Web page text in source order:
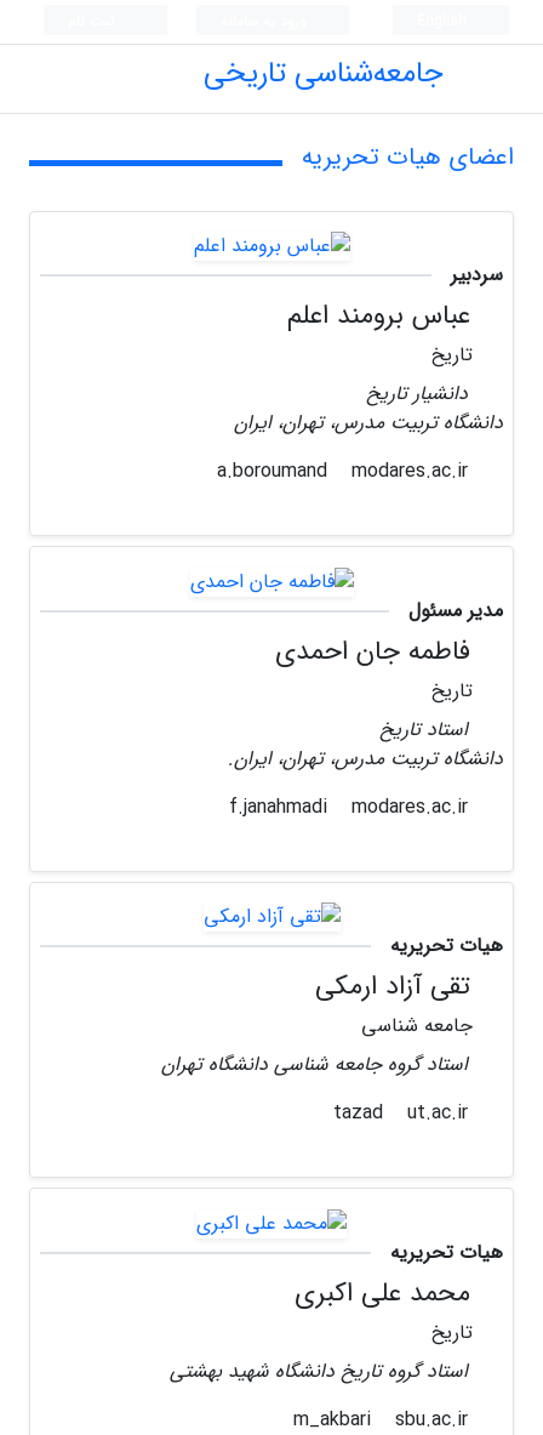
جامعه‌شناسی تاریخی
اعضای هیات تحریریه
سردبیر
عباس برومند اعلم
تاریخ
دانشیار تاریخ
دانشگاه تربیت مدرس، تهران، ایران
modares.ac.ir
مدیر مسئول
فاطمه جان احمدی
تاریخ
استاد تاریخ
دانشگاه تربیت مدرس، تهران، ایران.
modares.ac.ir
هیات تحریریه
تقی آزاد ارمکی
جامعه شناسی
استاد گروه جامعه شناسی دانشگاه تهران
ut.ac.ir
هیات تحریریه
محمد علی اکبری
تاریخ
استاد گروه تاریخ دانشگاه شهید بهشتی
sbu.ac.ir